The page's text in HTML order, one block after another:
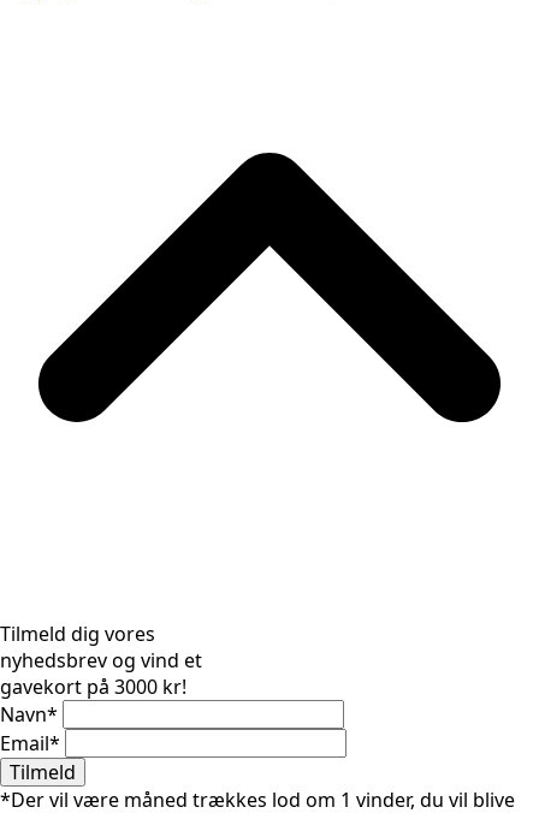
Tilmeld dig vores
nyhedsbrev og vind et
gavekort på 3000 kr!
Navn*
Email*
Tilmeld
*Der vil være måned trækkes lod om 1 vinder, du vil blive